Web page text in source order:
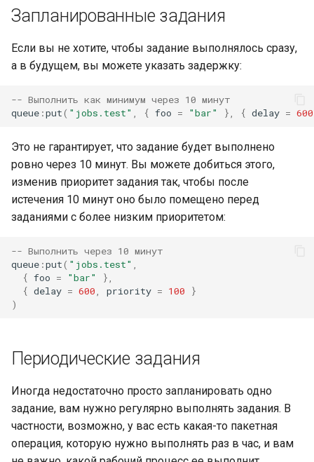
Запланированные задания
Если вы не хотите, чтобы задание выполнялось сразу,
а в будущем, вы можете указать задержку:
-- Выполнить как минимум через 10 минут
queue :put( "jobs.test" { foo = "bar" }, { delay = 600
Это не гарантирует, что задание будет выполнено
ровно через 10 минут. Вы можете добиться этого,
изменив приоритет задания так, чтобы после
истечения 10 минут оно было помещено перед
заданиями с более низким приоритетом:
-- Выполнить через 10 минут
queue :put( "jobs.test"
{ foo = "bar"
},
{ delay = 600 priority = 100
}
)
Периодические задания
Иногда недостаточно просто запланировать одно
задание, вам нужно регулярно выполнять задания. В
частности, возможно, у вас есть какая-то пакетная
операция, которую нужно выполнять раз в час, и вам